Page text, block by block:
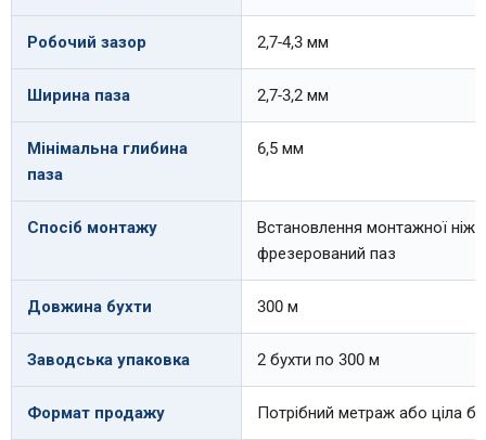
Робочий зазор 2,7-4,3 мм
Ширина паза 2,7-3,2 мм
Мінімальна глибина
паза
6,5 мм
Спосіб монтажу
Встановлення монтажної
фрезерований паз
Довжина бухти 300 м
Заводська упаковка 2 бухти по 300 м
Формат продажу Потрібний метраж або ціла